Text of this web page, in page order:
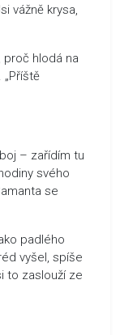
vážně krysa,
proč hlodá na
– zařídím tu
svého
se
padlého
vyšel, spíše
to zaslouží ze